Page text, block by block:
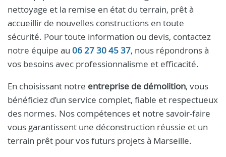
nettoyage et la remise en état du terrain, prêt à
accueillir de nouvelles constructions en toute
sécurité. Pour toute information ou devis, contactez
notre équipe au 06 27 30 45 37, nous répondrons à
vos besoins avec professionnalisme et efficacité.
En choisissant notre entreprise de démolition, vous
bénéficiez d’un service complet, fiable et respectueux
des normes. Nos compétences et notre savoir-faire
vous garantissent une déconstruction réussie et un
terrain prêt pour vos futurs projets à Marseille.